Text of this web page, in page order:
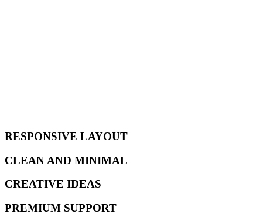
RESPONSIVE LAYOUT
CLEAN AND MINIMAL
CREATIVE IDEAS
PREMIUM SUPPORT